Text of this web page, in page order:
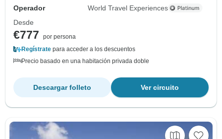
Operador
World Travel Experiences
Desde
€777
por persona
Regístrate para acceder a los descuentos
Precio basado en una habitación privada doble
Ver circuito
Descargar folleto